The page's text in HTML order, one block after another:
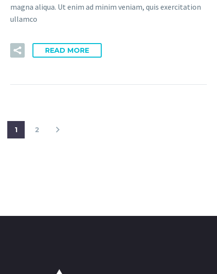
magna aliqua. Ut enim ad minim veniam, quis exercitation
ullamco
READ MORE
1 2